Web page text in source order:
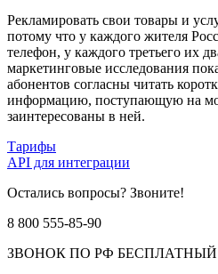
Рекламировать свои товары и
потому что у каждого жителя
телефон, у каждого третьего их
маркетинговые исследования
абонентов согласны читать
информацию, поступающую на
заинтересованы в ней.
Тарифы
API для интеграции
Остались вопросы? Звоните!
8 800 555-85-90
ЗВОНОК ПО РФ БЕСПЛАТНЫЙ